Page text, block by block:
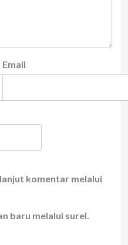
Email
komentar melalui
baru melalui surel.